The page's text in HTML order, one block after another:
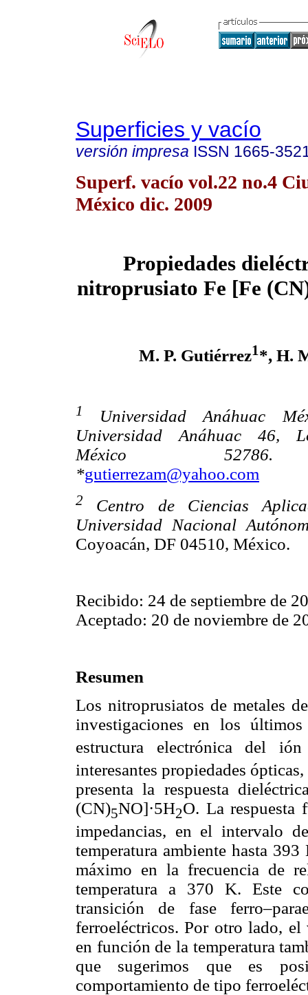
Superficies y vacío
versión impresa ISSN 1665-
Superf. vacío vol.22 no.4
México dic. 2009
Propiedades
nitroprusiato Fe [Fe
M. P. Gutiérrez1*, H.
1
Universidad Anáhuac
Universidad Anáhuac 46,
México 52786.
*gutierrezam@yahoo.com
2
Centro de Ciencias
Universidad Nacional
Coyoacán, DF 04510, México.
Recibido: 24 de septiembre de
Aceptado: 20 de noviembre de
Resumen
Los nitroprusiatos de metales
investigaciones en los
estructura electrónica del
interesantes propiedades
presenta la respuesta
(CN)5NO]·5H2O. La respuesta
impedancias, en el intervalo
temperatura ambiente hasta
máximo en la frecuencia de
temperatura a 370 K. Este
transición de fase
ferroeléctricos. Por otro lado,
en función de la temperatura
que sugerimos que es
comportamiento de tipo